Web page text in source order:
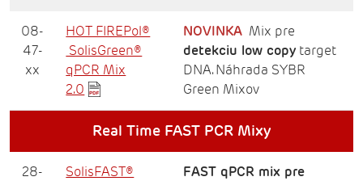
08-
47-
xx
HOT FIREPol®
SolisGreen®
qPCR Mix
2.0
NOVINKA Mix pre
detekciu low copy target
DNA. Náhrada SYBR
Green Mixov
Real Time FAST PCR Mixy
28-
SolisFAST®
FAST qPCR mix pre